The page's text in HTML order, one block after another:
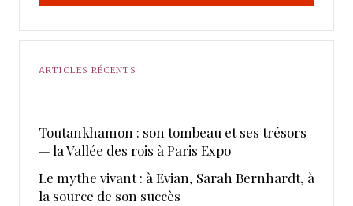
ARTICLES RÉCENTS
Toutankhamon : son tombeau et ses trésors
— la Vallée des rois à Paris Expo
Le mythe vivant : à Evian, Sarah Bernhardt, à
la source de son succès